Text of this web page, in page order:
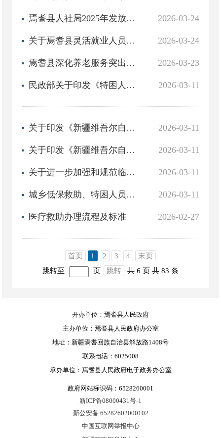
2026-03-24
焉耆县人社局2025年发放一次性扩岗补助公示
2026-03-24
关于焉耆县灵活就业人员退休的公示（3月）
2026-03-23
焉耆县深化养老服务突出问题专项整治和纠治困难群众救助不到位监督举报方式公告
2026-03-11
民政部关于印发《特困人员认定办法》的通知（民发〔2021〕43号）
2026-03-11
关于印发《新疆维吾尔自治区最低生活保障审核确认实施办法》的通知（新民发规〔2021〕2号）
2026-03-11
关于印发《新疆维吾尔自治区低收入人口认定管理办法（暂行）》的通知（新民规发〔2023〕3号）
2026-03-11
关于进一步加强和规范临时救助的通知（新政办发【2022】82号）
2026-03-11
城乡低保救助、特困人员供养、临时救助办理流程及救助标准
2026-02-27
医疗救助办理流程及标准
首页 1 2 3 4
末页
跳转至
页 跳转 共 6 页 共 83 条
开办单位：焉耆县人民政府
主办单位：焉耆县人民政府办公室
地址：新疆焉耆回族自治县解放路1408号
联系电话：6025008
承办单位：焉耆县人民政府电子政务办公室
政府网站标识码：6528260001
新ICP备08000431号-1
新公安备 65282602000102
中国互联网举报中心